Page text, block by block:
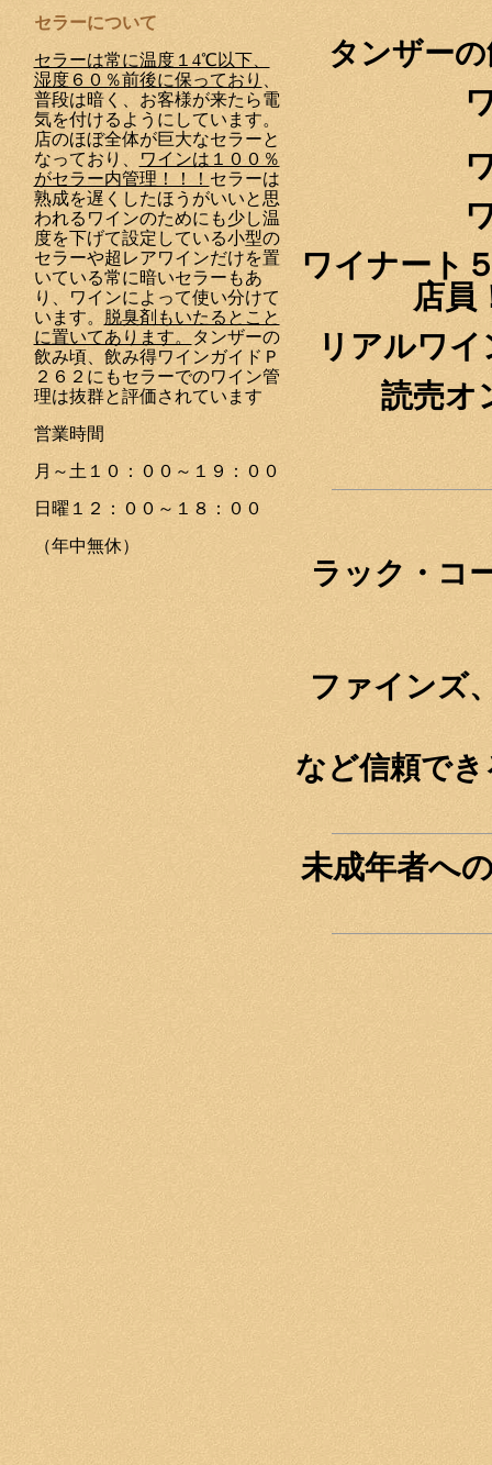
セラーについて
セラーは常に温度１4℃以下、
湿度６０％前後に保っており 、
普段は暗く、お客様が来たら電
気を付けるようにしています。
店のほぼ全体が巨大なセラーと
なっており、
ワインは１００％
がセラー内管理！！！ セラーは
熟成を遅くしたほうがいいと思
われるワインのためにも少し温
度を下げて設定している小型の
セラーや超レアワインだけを置
いている常に暗いセラーもあ
り、ワインによって使い分けて
います。
脱臭剤もいたるとこと
に置いてあります。
タンザーの
飲み頃、飲み得ワインガイドＰ
２６２にもセラーでのワイン管
理は抜群と評価されています
営業時間
月～土１０：００～１９：００
日曜１２：００～１８：００
（年中無休）
タンザー
ワイナート
店員
リアルワ
読売オ
ラック・コ
ファインズ
など信頼で
未成年者へ